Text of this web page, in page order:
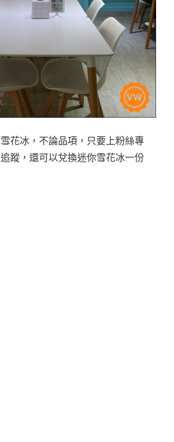
花冰，不論品項，只要上粉絲專
蹤，還可以兌換迷你雪花冰一份